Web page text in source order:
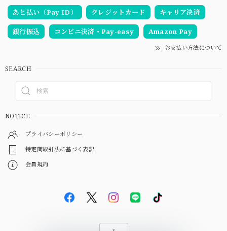
あと払い（Pay ID）
クレジットカード キャリア決済
銀行振込 コンビニ決済・Pay-easy Amazon Pay
お支払い方法について
SEARCH
NOTICE
プライバシーポリシー
特定商取引法に基づく表記
会員規約